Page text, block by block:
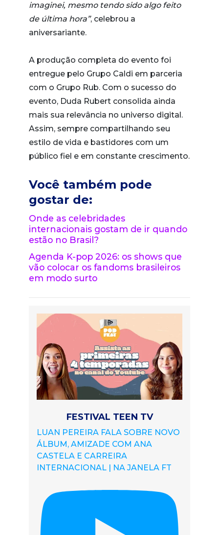
imaginei, mesmo tendo sido algo feito
de última hora”, celebrou a
aniversariante.
A produção completa do evento foi
entregue pelo Grupo Caldi em parceria
com o Grupo Rub. Com o sucesso do
evento, Duda Rubert consolida ainda
mais sua relevância no universo digital.
Assim, sempre compartilhando seu
estilo de vida e bastidores com um
público fiel e em constante crescimento.
Você também pode
gostar de:
Onde as celebridades
internacionais gostam de ir quando
estão no Brasil?
Agenda K-pop 2026: os shows que
vão colocar os fandoms brasileiros
em modo surto
FESTIVAL TEEN TV
LUAN PEREIRA FALA SOBRE NOVO
ÁLBUM, AMIZADE COM ANA
CASTELA E CARREIRA
INTERNACIONAL | NA JANELA FT